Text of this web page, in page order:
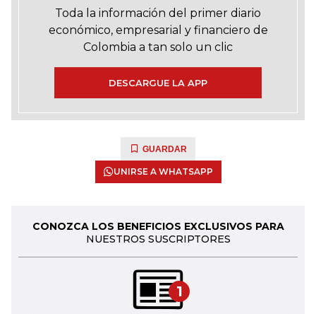
Toda la información del primer diario
económico, empresarial y financiero de
Colombia a tan solo un clic
DESCARGUE LA APP
GUARDAR
UNIRSE A WHATSAPP
CONOZCA LOS BENEFICIOS EXCLUSIVOS PARA
NUESTROS SUSCRIPTORES
1